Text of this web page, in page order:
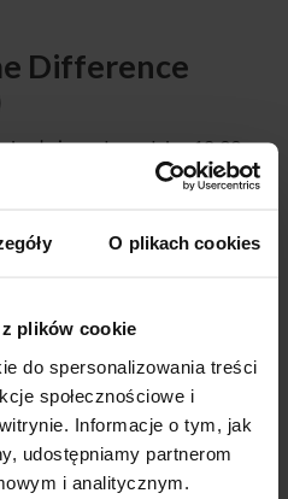
O plikach cookies
plików cookie
do spersonalizowania treści
społecznościowe i
Informacje o tym, jak
udostępniamy partnerom
i analitycznym.
Difference
złożone do godziny 12:00
W przypadku